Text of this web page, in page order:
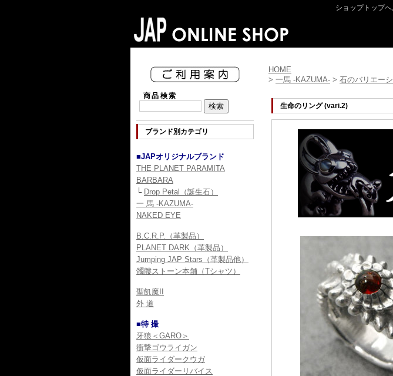
ショップトップへ
商品検索
ブランド別カテゴリ
■JAPオリジナルブランド
THE PLANET PARAMITA
BARBARA
└ Drop Petal（誕生石）
一 馬 -KAZUMA-
NAKED EYE
B.C.R.P.（革製品）
PLANET DARK（革製品）
Jumping JAP Stars（革製品他）
髑髏ストーン本舗（Tシャツ）
聖飢魔II
外 道
■特 撮
牙狼＜GARO＞
衝撃ゴウライガン
仮面ライダークウガ
仮面ライダーリバイス
HOME
> 一馬 -KAZUMA- > 石のバリエー
生命のリング (vari.2)